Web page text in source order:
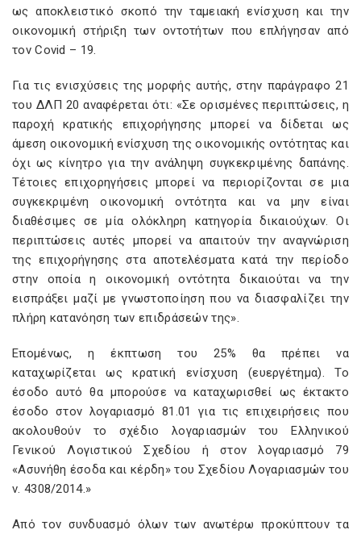
ως αποκλειστικό σκοπό την ταμειακή ενίσχυση και την
οικονομική στήριξη των οντοτήτων που επλήγησαν από
τον Covid – 19.
Για τις ενισχύσεις της μορφής αυτής, στην παράγραφο 21
του ΔΛΠ 20 αναφέρεται ότι: «Σε ορισμένες περιπτώσεις, η
παροχή κρατικής επιχορήγησης μπορεί να δίδεται ως
άμεση οικονομική ενίσχυση της οικονομικής οντότητας και
όχι ως κίνητρο για την ανάληψη συγκεκριμένης δαπάνης.
Τέτοιες επιχορηγήσεις μπορεί να περιορίζονται σε μια
συγκεκριμένη οικονομική οντότητα και να μην είναι
διαθέσιμες σε μία ολόκληρη κατηγορία δικαιούχων. Οι
περιπτώσεις αυτές μπορεί να απαιτούν την αναγνώριση
της επιχορήγησης στα αποτελέσματα κατά την περίοδο
στην οποία η οικονομική οντότητα δικαιούται να την
εισπράξει μαζί με γνωστοποίηση που να διασφαλίζει την
πλήρη κατανόηση των επιδράσεών της».
Επομένως, η έκπτωση του 25% θα πρέπει να
καταχωρίζεται ως κρατική ενίσχυση (ευεργέτημα). Το
έσοδο αυτό θα μπορούσε να καταχωρισθεί ως έκτακτο
έσοδο στον λογαριασμό 81.01 για τις επιχειρήσεις που
ακολουθούν το σχέδιο λογαριασμών του Ελληνικού
Γενικού Λογιστικού Σχεδίου ή στον λογαριασμό 79
«Ασυνήθη έσοδα και κέρδη» του Σχεδίου Λογαριασμών του
ν. 4308/2014.»
Από τον συνδυασμό όλων των ανωτέρω προκύπτουν τα